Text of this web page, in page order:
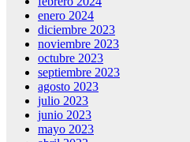
enero 2024
diciembre 2023
noviembre 2023
octubre 2023
septiembre 2023
agosto 2023
julio 2023
junio 2023
mayo 2023